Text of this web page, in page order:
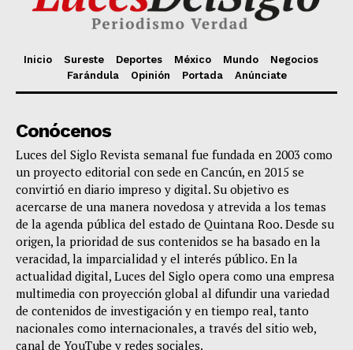
Inicio Sureste Deportes México Mundo
Negocios
Farándula
Opinión Portada Anúnciate
Conócenos
Luces del Siglo Revista semanal fue fundada en 2003 como
un proyecto editorial con sede en Cancún, en 2015 se
convirtió en diario impreso y digital. Su objetivo es
acercarse de una manera novedosa y atrevida a los temas
de la agenda pública del estado de Quintana Roo. Desde su
origen, la prioridad de sus contenidos se ha basado en la
veracidad, la imparcialidad y el interés público. En la
actualidad digital, Luces del Siglo opera como una empresa
multimedia con proyección global al difundir una variedad
de contenidos de investigación y en tiempo real, tanto
nacionales como internacionales, a través del sitio web,
canal de YouTube y redes sociales.